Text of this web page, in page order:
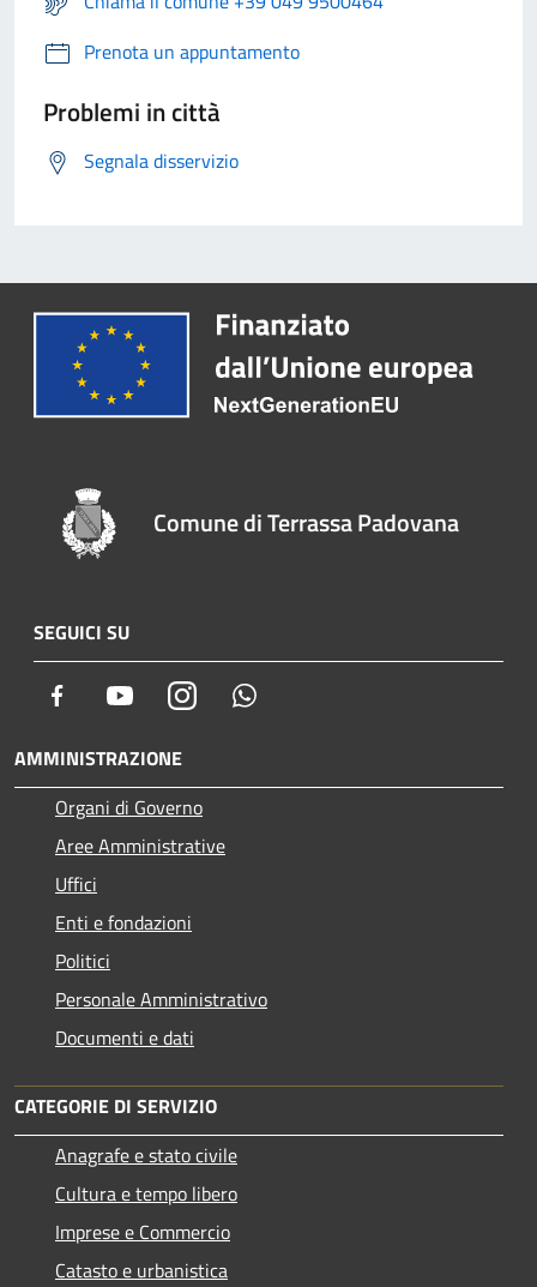
Prenota un appuntamento
Problemi in città
Segnala disservizio
Comune di Terrassa Padovana
SEGUICI SU
Facebook YoutubeInstagram
AMMINISTRAZIONE
Organi di Governo
Aree Amministrative
Uffici
Enti e fondazioni
Politici
Personale Amministrativo
Documenti e dati
CATEGORIE DI SERVIZIO
Anagrafe e stato civile
Cultura e tempo libero
Imprese e Commercio
Catasto e urbanistica